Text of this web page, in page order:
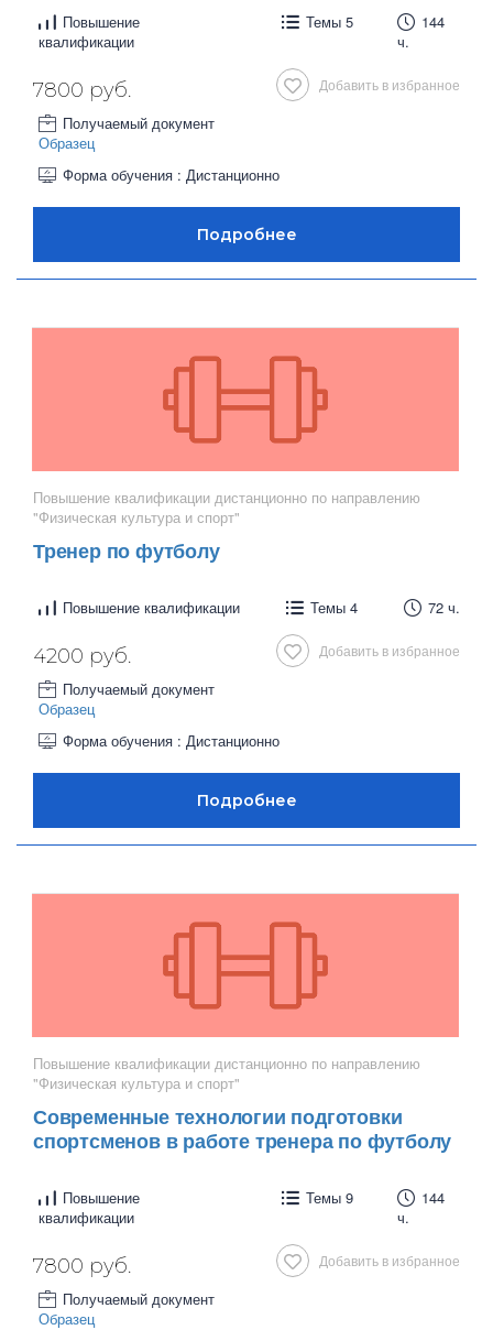
Повышение
квалификации
Темы 5
144
ч.
Добавить в избранное
7800 руб.
Получаемый документ
Образец
Форма обучения : Дистанционно
Повышение квалификации дистанционно по направлению
"Физическая культура и спорт"
Тренер по футболу
Повышение квалификации Темы 4 72 ч.
Добавить в избранное
4200 руб.
Получаемый документ
Образец
Форма обучения : Дистанционно
Повышение квалификации дистанционно по направлению
"Физическая культура и спорт"
Современные технологии подготовки
спортсменов в работе тренера по футболу
Повышение
квалификации
Темы 9
144
ч.
Добавить в избранное
7800 руб.
Получаемый документ
Образец